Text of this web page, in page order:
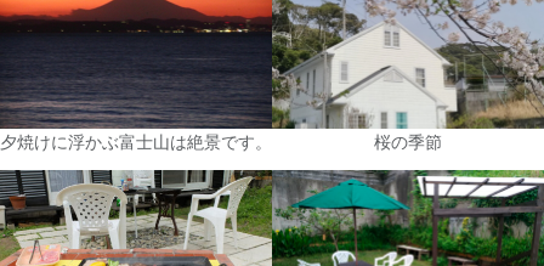
夕焼けに浮かぶ富士山は絶景です。 桜の季節